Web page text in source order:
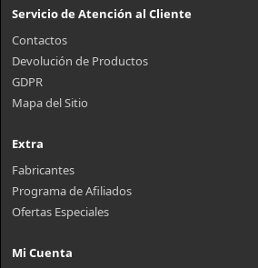
Servicio de Atención al Cliente
Contactos
Devolución de Productos
GDPR
Mapa del Sitio
Extra
Fabricantes
Programa de Afiliados
Ofertas Especiales
Mi Cuenta